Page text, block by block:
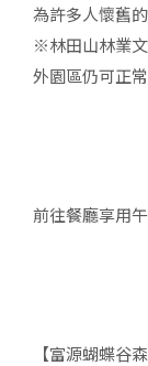
為許多人懷舊
※林田山林業
外園區仍可正
前往餐廳享用
【富源蝴蝶谷